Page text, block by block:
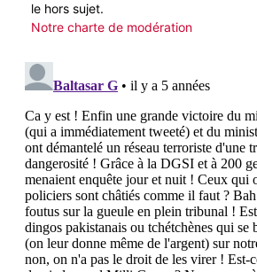
le hors sujet.
Notre charte de modération